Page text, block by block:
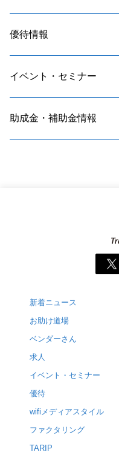
優待情報
イベント・セミナー
助成金・補助金情報
新着ニュース
お助け道場
ベンダーさん
求人
イベント・セミナー
優待
wifiメディアスタイル
ファクタリング
TARIP